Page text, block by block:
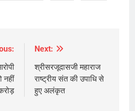
नहीं
Next:
श्रीसरजूदासजी महाराज
राष्ट्रीय संत की उपाधि से
हुए अलंकृत